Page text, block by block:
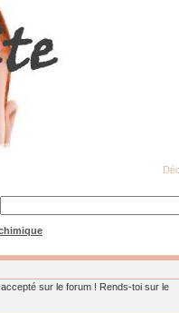
sur le forum ! Rends-toi sur le